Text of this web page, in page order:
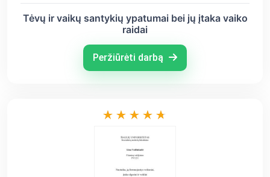
Tėvų ir vaikų santykių ypatumai bei jų įtaka vaiko
raidai
Peržiūrėti darbą